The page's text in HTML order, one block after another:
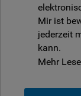
Mir ist
jederzeit
kann.
Mehr